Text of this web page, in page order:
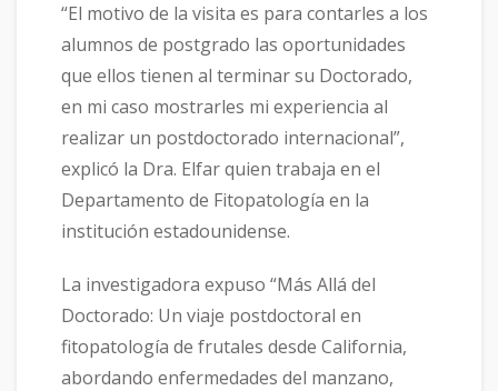
“El motivo de la visita es para contarles a los
alumnos de postgrado las oportunidades
que ellos tienen al terminar su Doctorado,
en mi caso mostrarles mi experiencia al
realizar un postdoctorado internacional”,
explicó la Dra. Elfar quien trabaja en el
Departamento de Fitopatología en la
institución estadounidense.
La investigadora expuso “Más Allá del
Doctorado: Un viaje postdoctoral en
fitopatología de frutales desde California,
abordando enfermedades del manzano,